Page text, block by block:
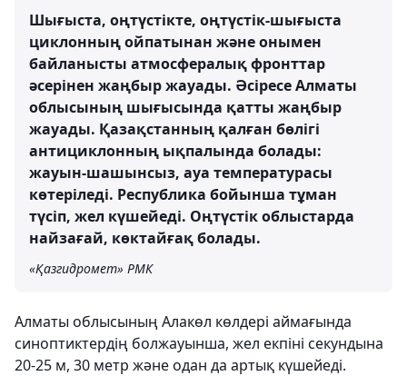
Шығыста, оңтүстікте, оңтүстік-шығыста
циклонның ойпатынан және онымен
байланысты атмосфералық фронттар
әсерінен жаңбыр жауады. Әсіресе Алматы
облысының шығысында қатты жаңбыр
жауады. Қазақстанның қалған бөлігі
антициклонның ықпалында болады:
жауын-шашынсыз, ауа температурасы
көтеріледі. Республика бойынша тұман
түсіп, жел күшейеді. Оңтүстік облыстарда
найзағай, көктайғақ болады.
«Қазгидромет» РМК
Алматы облысының Алакөл көлдері аймағында
синоптиктердің болжауынша, жел екпіні секундына
20-25 м, 30 метр және одан да артық күшейеді.